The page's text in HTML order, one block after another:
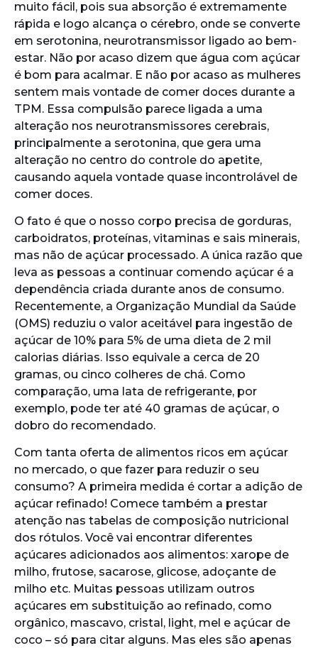
muito fácil, pois sua absorção é extremamente
rápida e logo alcança o cérebro, onde se converte
em serotonina, neurotransmissor ligado ao bem-
estar. Não por acaso dizem que água com açúcar
é bom para acalmar. E não por acaso as mulheres
sentem mais vontade de comer doces durante a
TPM. Essa compulsão parece ligada a uma
alteração nos neurotransmissores cerebrais,
principalmente a serotonina, que gera uma
alteração no centro do controle do apetite,
causando aquela vontade quase incontrolável de
comer doces.
O fato é que o nosso corpo precisa de gorduras,
carboidratos, proteínas, vitaminas e sais minerais,
mas não de açúcar processado. A única razão que
leva as pessoas a continuar comendo açúcar é a
dependência criada durante anos de consumo.
Recentemente, a Organização Mundial da Saúde
(OMS) reduziu o valor aceitável para ingestão de
açúcar de 10% para 5% de uma dieta de 2 mil
calorias diárias. Isso equivale a cerca de 20
gramas, ou cinco colheres de chá. Como
comparação, uma lata de refrigerante, por
exemplo, pode ter até 40 gramas de açúcar, o
dobro do recomendado.
Com tanta oferta de alimentos ricos em açúcar
no mercado, o que fazer para reduzir o seu
consumo? A primeira medida é cortar a adição de
açúcar refinado! Comece também a prestar
atenção nas tabelas de composição nutricional
dos rótulos. Você vai encontrar diferentes
açúcares adicionados aos alimentos: xarope de
milho, frutose, sacarose, glicose, adoçante de
milho etc. Muitas pessoas utilizam outros
açúcares em substituição ao refinado, como
orgânico, mascavo, cristal, light, mel e açúcar de
coco – só para citar alguns. Mas eles são apenas